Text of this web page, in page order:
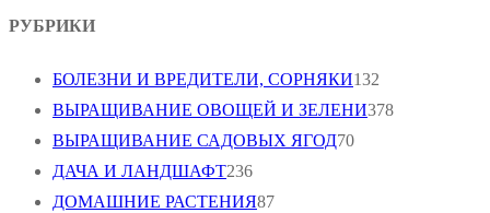
РУБРИКИ
БОЛЕЗНИ И ВРЕДИТЕЛИ, СОРНЯКИ132
ВЫРАЩИВАНИЕ ОВОЩЕЙ И ЗЕЛЕНИ378
ВЫРАЩИВАНИЕ САДОВЫХ ЯГОД70
ДАЧА И ЛАНДШАФТ236
ДОМАШНИЕ РАСТЕНИЯ87